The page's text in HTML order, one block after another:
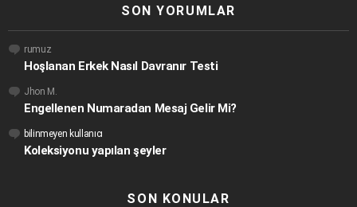
SON YORUMLAR
rumuz
Hoşlanan Erkek Nasıl Davranır Testi
Jhon M.
Engellenen Numaradan Mesaj Gelir Mi?
bilinmeyen kullanıcı
Koleksiyonu yapılan şeyler
SON KONULAR